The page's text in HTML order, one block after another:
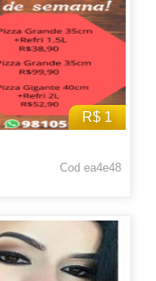
R$ 1
Cod ea4e48